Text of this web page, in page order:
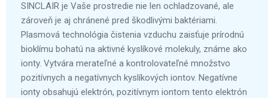
SINCLAIR je Vaše prostredie nie len ochladzované, ale
zároveň je aj chránené pred škodlivými baktériami.
Plasmová technológia čistenia vzduchu zaisťuje prírodnú
bioklímu bohatú na aktivné kyslíkové molekuly, známe ako
ionty. Vytvára merateľné a kontrolovateľné množstvo
pozitívnych a negatívnych kyslíkových iontov. Negatívne
ionty obsahujú elektrón, pozitívnym iontom tento elektrón